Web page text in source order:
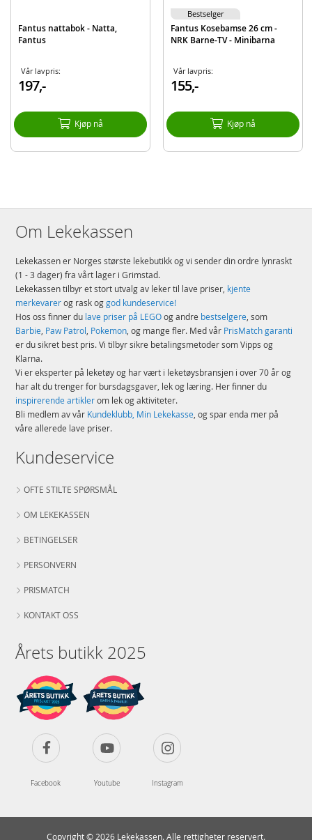
Fantus nattabok - Natta,
Fantus
Vår lavpris:
197,-
Kjøp nå
Fantus Kosebamse 26 cm -
NRK Barne-TV - Minibarna
Vår lavpris:
155,-
Kjøp nå
Bestselger
Om Lekekassen
Lekekassen er Norges største lekebutikk og vi sender din ordre lynraskt
(1 - 3 dager) fra vårt lager i Grimstad.
Lekekassen tilbyr et stort utvalg av leker til lave priser, kjente
merkevarerog rask oggod kundeservice!
Hos oss finner du lave priser på LEGOog andre bestselgere, som
Barbie, Paw Patrol, Pokemon, og mange fler. Med vår PrisMatch garanti
er du sikret best pris. Vi tilbyr sikre betalingsmetoder som Vipps og
Klarna.
Vi er eksperter på leketøy og har vært i leketøysbransjen i over 70 år og
har alt du trenger for bursdagsgaver, lek og læring. Her finner du
inspirerende artiklerom lek og aktiviteter.
Bli medlem av vår Kundeklubb, Min Lekekasse, og spar enda mer på
våre allerede lave priser.
Kundeservice
OFTE STILTE SPØRSMÅL
OM LEKEKASSEN
BETINGELSER
PERSONVERN
PRISMATCH
KONTAKT OSS
Årets butikk 2025
Facebook Youtube Instagram
Copyright © 2026 Lekekassen. Alle rettigheter reservert.